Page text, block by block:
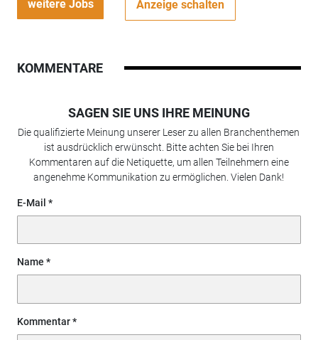
weitere Jobs Anzeige schalten
KOMMENTARE
SAGEN SIE UNS IHRE MEINUNG
Die qualifizierte Meinung unserer Leser zu allen Branchenthemen
ist ausdrücklich erwünscht. Bitte achten Sie bei Ihren
Kommentaren auf die Netiquette, um allen Teilnehmern eine
angenehme Kommunikation zu ermöglichen. Vielen Dank!
E-Mail
Name
Kommentar